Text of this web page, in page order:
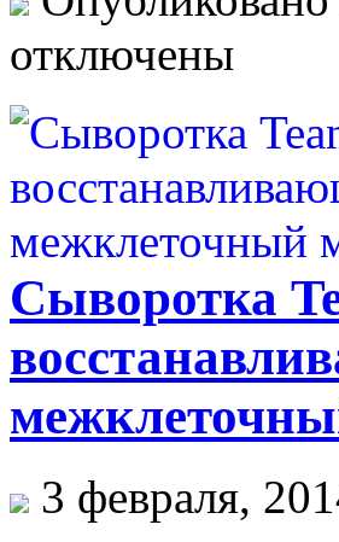
отключены
Сыворотка
3 февраля,